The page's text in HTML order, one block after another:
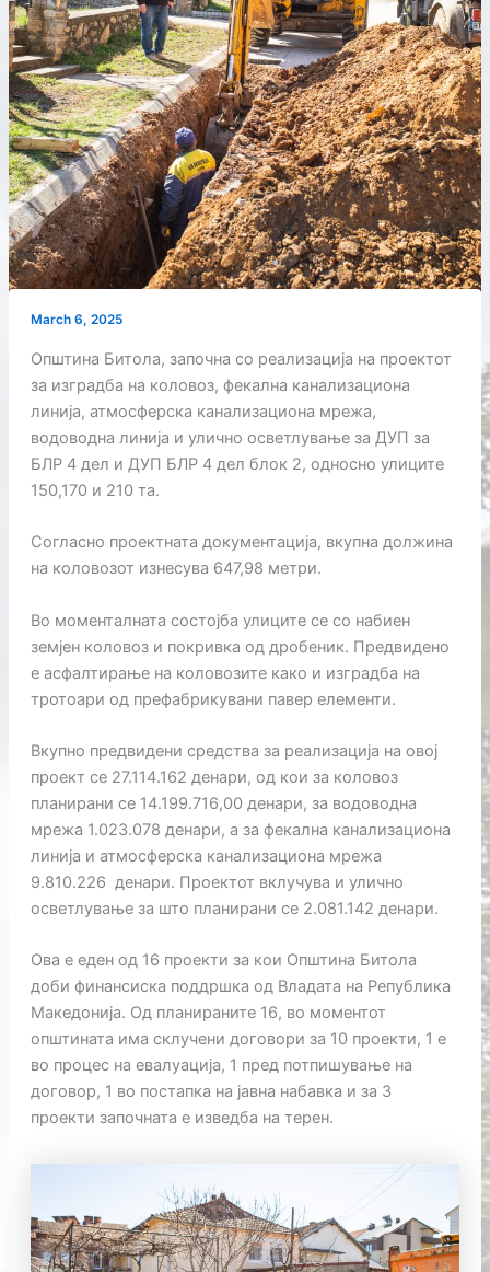
March 6, 2025
Општина Битола, започна со реализација на проектот
за изградба на коловоз, фекална канализациона
линија, атмосферска канализациона мрежа,
водоводна линија и улично осветлување за ДУП за
БЛР 4 дел и ДУП БЛР 4 дел блок 2, односно улиците
150,170 и 210 та.
Согласно проектната документација, вкупна должина
на коловозот изнесува 647,98 метри.
Во моменталната состојба улиците се со набиен
земјен коловоз и покривка од дробеник. Предвидено
е асфалтирање на коловозите како и изградба на
тротоари од префабрикувани павер елементи.
Вкупно предвидени средства за реализација на овој
проект се 27.114.162 денари, од кои за коловоз
планирани се 14.199.716,00 денари, за водоводна
мрежа 1.023.078 денари, а за фекална канализациона
линија и атмосферска канализациона мрежа
9.810.226 денари. Проектот вклучува и улично
осветлување за што планирани се 2.081.142 денари.
Ова е еден од 16 проекти за кои Општина Битола
доби финансиска поддршка од Владата на Република
Македонија. Од планираните 16, во моментот
општината има склучени договори за 10 проекти, 1 е
во процес на евалуација, 1 пред потпишување на
договор, 1 во постапка на јавна набавка и за 3
проекти започната е изведба на терен.